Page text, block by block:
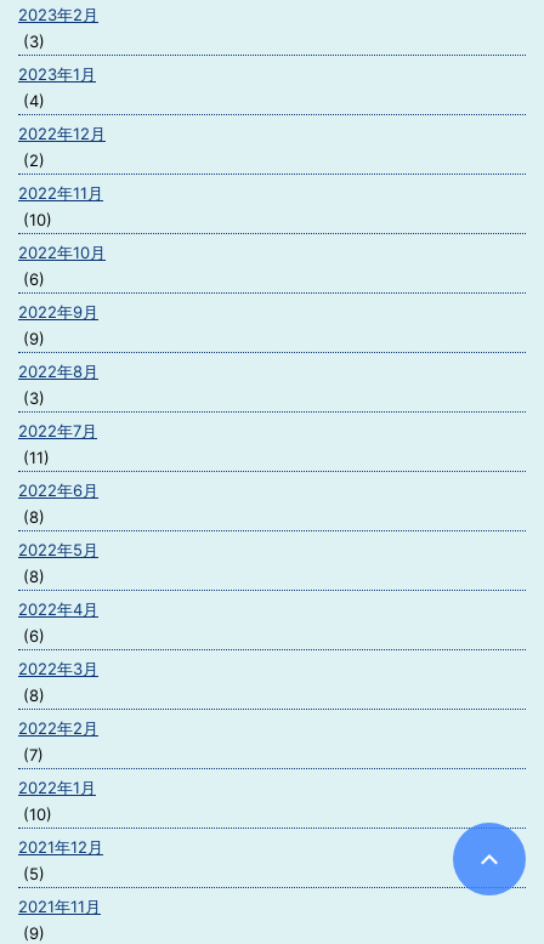
2023年2月
(3)
2023年1月
(4)
2022年12月
(2)
2022年11月
(10)
2022年10月
(6)
2022年9月
(9)
2022年8月
(3)
2022年7月
(11)
2022年6月
(8)
2022年5月
(8)
2022年4月
(6)
2022年3月
(8)
2022年2月
(7)
2022年1月
(10)
2021年12月
(5)
2021年11月
(9)